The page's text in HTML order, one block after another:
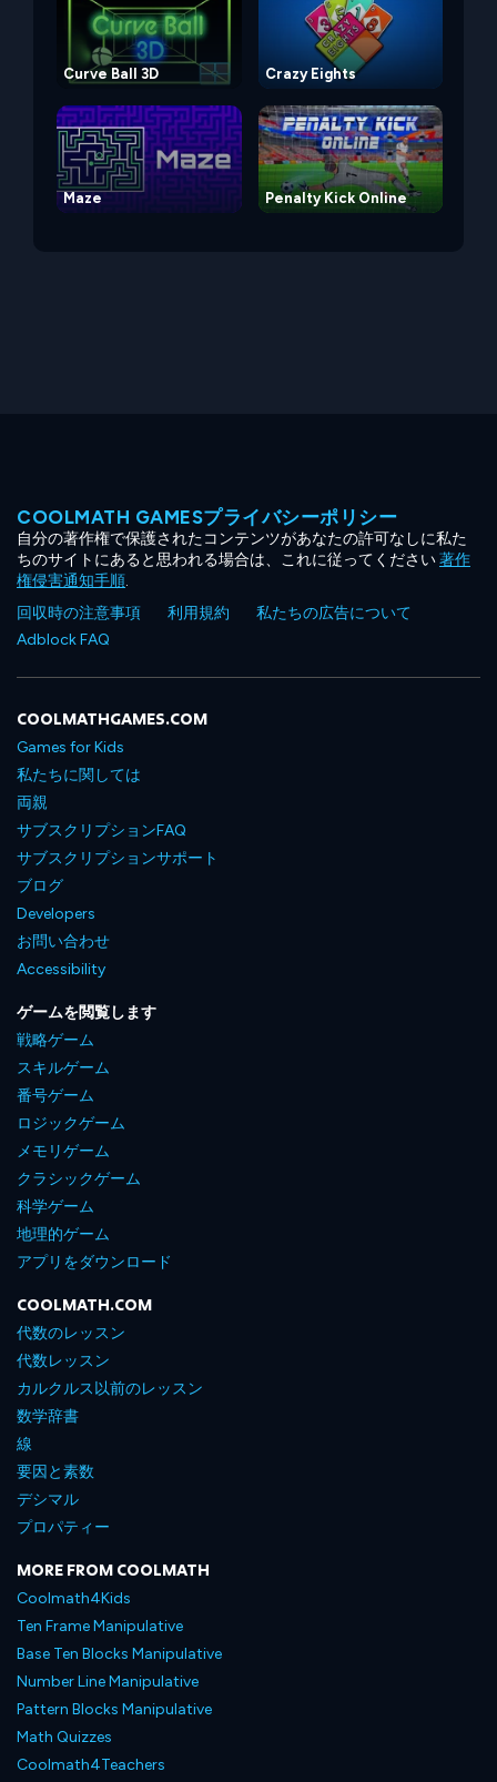
Curve Ball 3D Crazy Eights
Maze Penalty Kick Online
COOLMATH GAMESプライバシーポリシー
自分の著作権で保護されたコンテンツがあなたの許可なしに私た
ちのサイトにあると思われる場合は、これに従ってください著作
権侵害通知手順.
回収時の注意事項
利用規約
私たちの広告について
Adblock FAQ
COOLMATHGAMES.COM
Games for Kids
私たちに関しては
両親
サブスクリプションFAQ
サブスクリプションサポート
ブログ
Developers
お問い合わせ
Accessibility
ゲームを閲覧します
戦略ゲーム
スキルゲーム
番号ゲーム
ロジックゲーム
メモリゲーム
クラシックゲーム
科学ゲーム
地理的ゲーム
アプリをダウンロード
COOLMATH.COM
代数のレッスン
代数レッスン
カルクルス以前のレッスン
数学辞書
線
要因と素数
デシマル
プロパティー
MORE FROM COOLMATH
Coolmath4Kids
Ten Frame Manipulative
Base Ten Blocks Manipulative
Number Line Manipulative
Pattern Blocks Manipulative
Math Quizzes
Coolmath4Teachers